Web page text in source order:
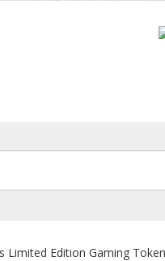
Limited Edition Gaming Token